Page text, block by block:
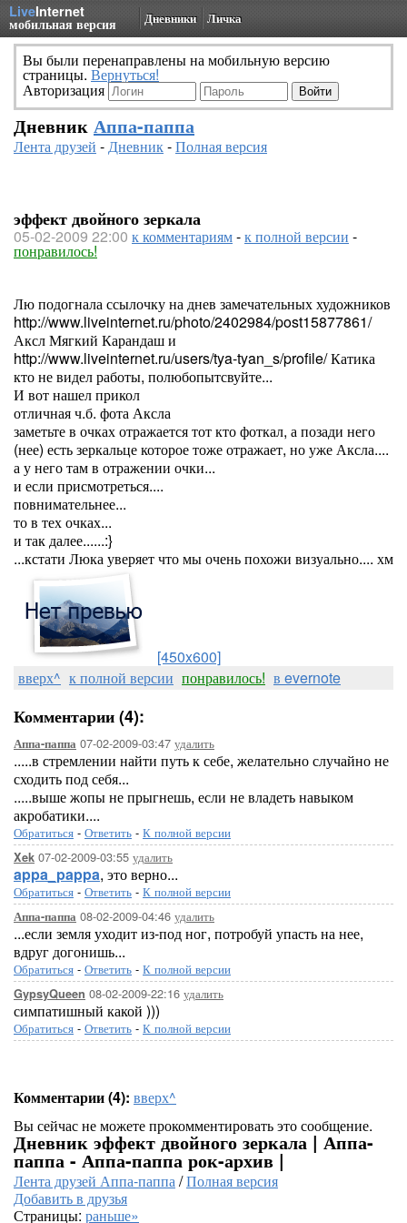
LiveInternet
мобильная версия Дневники Личка
Вы были перенаправлены на мобильную версию
страницы. Вернуться!
Авторизация
Дневник Аппа-паппа
Лента друзей -Дневник-Полная версия
эффект двойного зеркала
05-02-2009 22:00 к комментариям-к полной версии -
понравилось!
Лю подогнала ссылочку на днев замечательных художников
http://www.liveinternet.ru/photo/2402984/post15877861/
Аксл Мягкий Карандаш и
http://www.liveinternet.ru/users/tya-tyan_s/profile/ Катика
кто не видел работы, полюбопытсвуйте...
И вот нашел прикол
отличная ч.б. фота Аксла
заметьте в очках отражается тот кто фоткал, а позади него
(нее) есть зеркальце которое тоже отражает, но уже Аксла....
а у него там в отражении очки...
и если присмотреться....
повнимательнее...
то в тех очках...
и так далее......:}
...кстати Люка уверяет что мы очень похожи визуально.... хм
[450x600]
вверх^ к полной версии понравилось! в evernote
Комментарии (4):
Аппа-паппа 07-02-2009-03:47 удалить
.....в стремлении найти путь к себе, желательно случайно не
сходить под себя...
.....выше жопы не прыгнешь, если не владеть навыком
акробатики....
Обратиться - Ответить - К полной версии
Xek 07-02-2009-03:55 удалить
appa_pappa, это верно...
Обратиться - Ответить - К полной версии
Аппа-паппа 08-02-2009-04:46 удалить
...если земля уходит из-под ног, потробуй упасть на нее,
вдруг догонишь...
Обратиться - Ответить - К полной версии
GypsyQueen 08-02-2009-22:16 удалить
симпатишный какой )))
Обратиться - Ответить - К полной версии
Комментарии (4): вверх^
Вы сейчас не можете прокомментировать это сообщение.
Дневник эффект двойного зеркала | Аппа-
паппа - Аппа-паппа рок-архив |
Лента друзей Аппа-паппа/Полная версия
Добавить в друзья
Страницы: раньше»